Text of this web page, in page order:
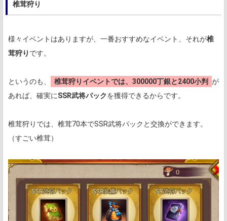
椎茸狩り
様々イベントはありますが、一番おすすめなイベント、それが椎
茸狩り です。
というのも、 椎茸狩りイベントでは、300000丁銀と2400小判
が
あれば、確実にSSR武将パックを獲得できるからです。
椎茸狩りでは、椎茸70本でSSR武将パックと交換ができます。
（すごい椎茸）